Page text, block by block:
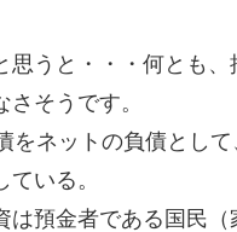
うと・・・何とも、
そうです。
をネットの負債として
いる。
は預金者である国民（